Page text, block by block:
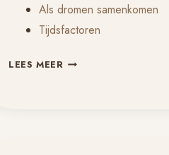
Als dromen samenkomen
Tijdsfactoren
LEES MEER WAT